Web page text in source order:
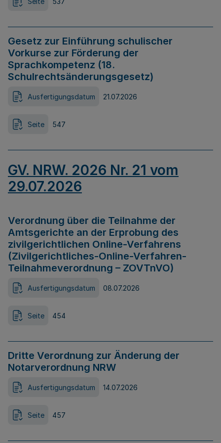
Gesetz zur Einführung schulischer
Vorkurse zur Förderung der
Sprachkompetenz (18.
Schulrechtsänderungsgesetz)
Ausfertigungsdatum 21.07.2026
Seite 547
GV. NRW. 2026 Nr. 21 vom
29.07.2026
Verordnung über die Teilnahme der
Amtsgerichte an der Erprobung des
zivilgerichtlichen Online-Verfahrens
(Zivilgerichtliches-Online-Verfahren-
Teilnahmeverordnung – ZOVTnVO)
Ausfertigungsdatum 08.07.2026
Seite 454
Dritte Verordnung zur Änderung der
Notarverordnung NRW
Ausfertigungsdatum 14.07.2026
Seite 457